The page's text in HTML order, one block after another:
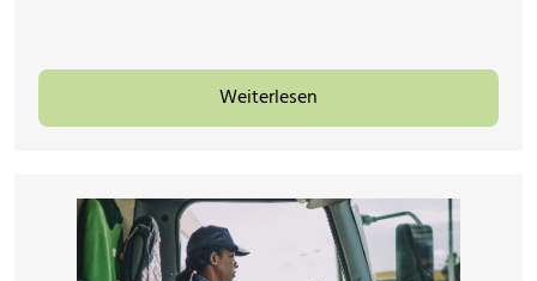
Weiterlesen